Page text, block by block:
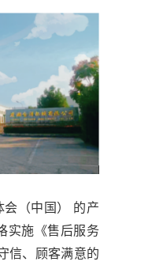
会（中国） 的产
实施《售后服务
信、顾客满意的